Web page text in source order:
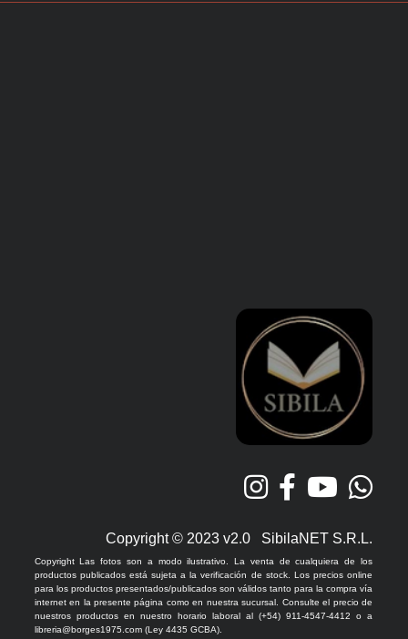
Copyright © 2023 v2.0 SibilaNET S.R.L.
Copyright Las fotos son a modo ilustrativo. La venta de cualquiera de los
productos publicados está sujeta a la verificación de stock. Los precios online
para los productos presentados/publicados son válidos tanto para la compra vía
internet en la presente página como en nuestra sucursal. Consulte el precio de
nuestros productos en nuestro horario laboral al (+54) 911-4547-4412 o a
libreria@borges1975.com (Ley 4435 GCBA).